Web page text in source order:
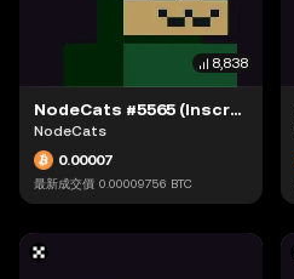
8,838
NodeCats #5565 (Inscription #63942249)
NodeCats
0.00007
最新成交價 0.00009756 BTC